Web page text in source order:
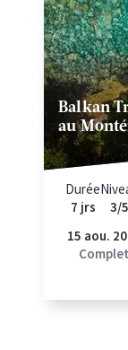
Balkan
au
Durée
7 jrs
3/5
15 aou.
Complet